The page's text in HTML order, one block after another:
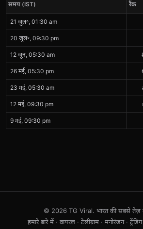
समय (IST) रैंक
21 जुल॰, 01:30 am
20 जुल॰, 09:30 pm
12 जून, 05:30 am
26 मई, 05:30 pm
23 मई, 05:30 am
12 मई, 09:30 pm
9 मई, 09:30 pm
© 2026 TG Viral. भारत की सबसे तेज़
हमारे बारे में · वायरल · टेलीग्राम · मनोरंजन· ट्रेंडिंग